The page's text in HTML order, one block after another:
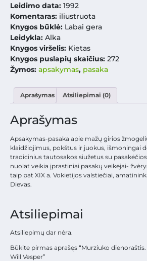
Leidimo data: 1992
Komentaras: iliustruota
Knygos būklė: Labai gera
Leidykla: Alka
Knygos viršelis: Kietas
Knygos puslapių skaičius: 272
Žymos: apsakymas, pasaka
Aprašymas Atsiliepimai (0)
Aprašymas
Apsakymas-pasaka apie mažų girios
klaidžiojimus, pokštus ir juokus, išmoningai
tradicinius tautosakos siužetus su
nuolat veikia įprastiniai pasakų veikėjai-
taip pat XIX a. Vokietijos valstiečiai,
Dievas.
Atsiliepimai
Atsiliepimų dar nėra.
Būkite pirmas aprašęs “Murziuko
Will Vesper”